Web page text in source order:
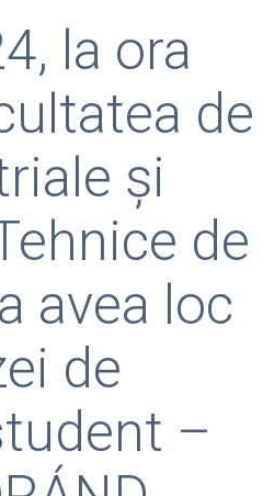
la ora
de
și
de
avea loc
de
–